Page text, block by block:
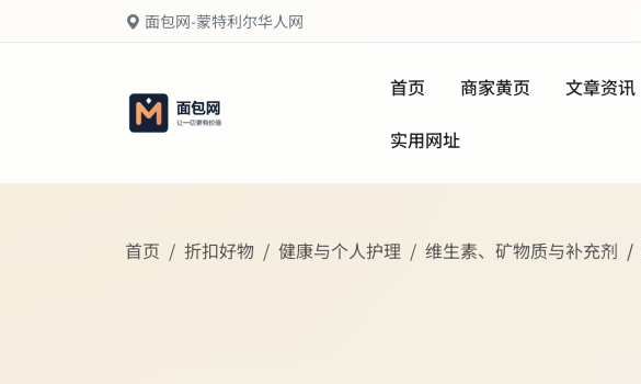
面包网-蒙特利尔华人网
首页 商家黄页 文章资讯
实用网址
首页 折扣好物 健康与个人护理 维生素、矿物质与补充剂